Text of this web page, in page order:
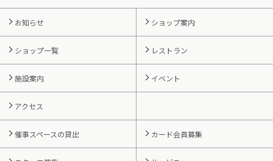
お知らせ ショップ案内
ショップ一覧 レストラン
施設案内 イベント
アクセス
催事スペースの貸出 カード会員募集